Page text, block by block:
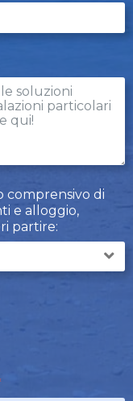
comprensivo di
e alloggio,
partire: